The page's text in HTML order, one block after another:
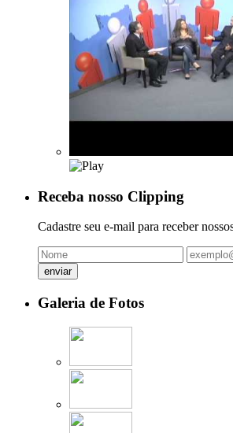
Receba nosso Clipping
Cadastre seu e-mail para receber
Galeria de Fotos